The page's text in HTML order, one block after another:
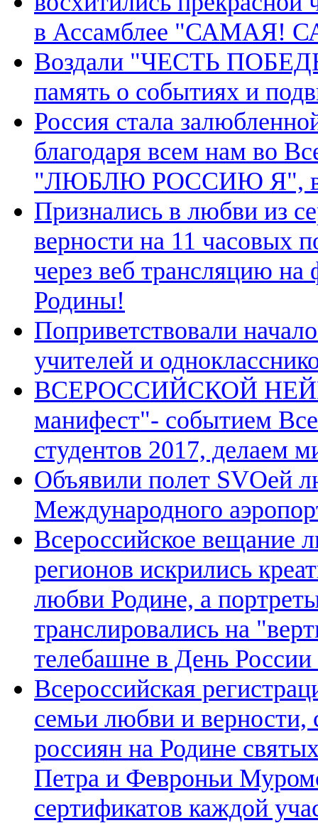
в Ассамблее "САМАЯ!
Воздали "ЧЕСТЬ
память о событиях и
Россия стала
благодаря всем нам во
"ЛЮБЛЮ РОССИЮ Я", в
Признались в любви из
верности на 11 часовых
через веб трансляцию
Родины!
Поприветствовали
учителей и
ВСЕРОССИЙСКОЙ
манифест"- событием
студентов 2017, делаем
Объявили полет SVOей
Международного
Всероссийское
регионов искрились
любви Родине, а
транслировались на
телебашне в День
Всероссийская
семьи любви и верности,
россиян на Родине
Петра и Февроньи
сертификатов каждой